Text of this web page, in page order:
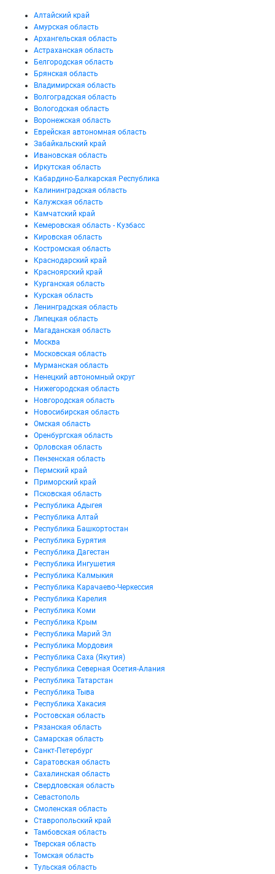
Алтайский край
Амурская область
Архангельская область
Астраханская область
Белгородская область
Брянская область
Владимирская область
Волгоградская область
Вологодская область
Воронежская область
Еврейская автономная область
Забайкальский край
Ивановская область
Иркутская область
Кабардино-Балкарская Республика
Калининградская область
Калужская область
Камчатский край
Кемеровская область - Кузбасс
Кировская область
Костромская область
Краснодарский край
Красноярский край
Курганская область
Курская область
Ленинградская область
Липецкая область
Магаданская область
Москва
Московская область
Мурманская область
Ненецкий автономный округ
Нижегородская область
Новгородская область
Новосибирская область
Омская область
Оренбургская область
Орловская область
Пензенская область
Пермский край
Приморский край
Псковская область
Республика Адыгея
Республика Алтай
Республика Башкортостан
Республика Бурятия
Республика Дагестан
Республика Ингушетия
Республика Калмыкия
Республика Карачаево-Черкессия
Республика Карелия
Республика Коми
Республика Крым
Республика Марий Эл
Республика Мордовия
Республика Саха (Якутия)
Республика Северная Осетия-Алания
Республика Татарстан
Республика Тыва
Республика Хакасия
Ростовская область
Рязанская область
Самарская область
Санкт-Петербург
Саратовская область
Сахалинская область
Свердловская область
Севастополь
Смоленская область
Ставропольский край
Тамбовская область
Тверская область
Томская область
Тульская область